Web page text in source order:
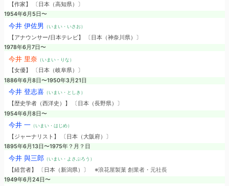
【作家】 〔日本（高知県）〕
1954年6月5日〜
今井 伊佐男 （いまい・いさお）
【アナウンサー/日本テレビ】 〔日本（神奈川県）〕
1978年6月7日〜
今井 里奈（いまい・りな）
【女優】 〔日本（岐阜県）〕
1886年6月8日〜1950年3月21日
今井 登志喜（いまい・としき）
【歴史学者（西洋史）】 〔日本（長野県）〕
1954年6月8日〜
今井 一（いまい・はじめ）
【ジャーナリスト】 〔日本（大阪府）〕
1895年6月13日〜1975年？月？日
今井 與三郎（いまい・よさぶろう）
【経営者】 〔日本（新潟県）〕 ※浪花屋製菓 創業者・元社長
1949年6月24日〜